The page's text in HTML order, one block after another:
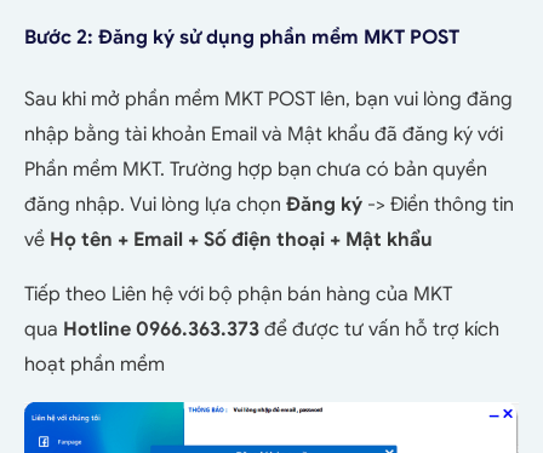
Bước 2: Đăng ký sử dụng phần mềm MKT POST
Sau khi mở phần mềm MKT POST lên, bạn vui lòng đăng
nhập bằng tài khoản Email và Mật khẩu đã đăng ký với
Phần mềm MKT. Trường hợp bạn chưa có bản quyền
đăng nhập. Vui lòng lựa chọn Đăng ký -> Điền thông tin
về Họ tên + Email + Số điện thoại + Mật khẩu
Tiếp theo Liên hệ với bộ phận bán hàng của MKT
qua Hotline 0966.363.373 để được tư vấn hỗ trợ kích
hoạt phần mềm